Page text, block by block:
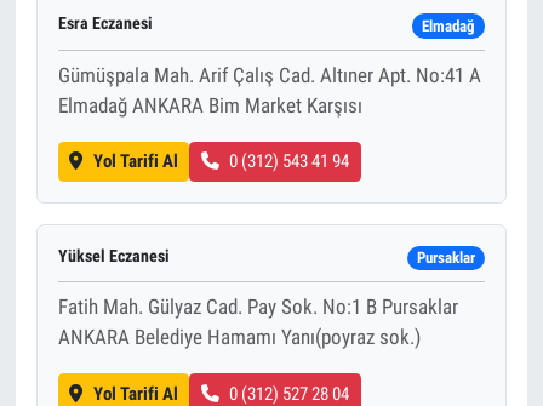
Esra Eczanesi Elmadağ
Gümüşpala Mah. Arif Çalış Cad. Altıner Apt. No:41 A
Elmadağ ANKARA Bim Market Karşısı
Yol Tarifi Al 0 (312) 543 41 94
Yüksel Eczanesi Pursaklar
Fatih Mah. Gülyaz Cad. Pay Sok. No:1 B Pursaklar
ANKARA Belediye Hamamı Yanı(poyraz sok.)
Yol Tarifi Al 0 (312) 527 28 04